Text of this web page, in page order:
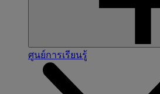
ศูนย์การเรียนรู้